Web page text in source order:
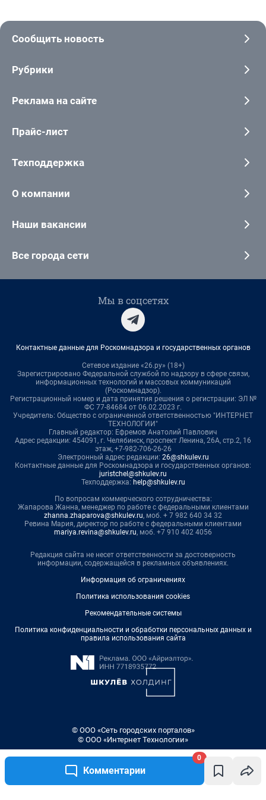
Комментарии
0
Сообщить новость
Рубрики
Реклама на сайте
Прайс-лист
Техподдержка
О компании
Наши вакансии
Все города сети
Мы в соцсетях
Контактные данные для Роскомнадзора и государственных органов
Сетевое издание «26.ру» (18+)
Зарегистрировано Федеральной службой по надзору в сфере связи,
информационных технологий и массовых коммуникаций
(Роскомнадзор).
Регистрационный номер и дата принятия решения о регистрации: ЭЛ №
ФС 77-84684 от 06.02.2023 г.
Учредитель: Общество с ограниченной ответственностью "ИНТЕРНЕТ
ТЕХНОЛОГИИ"
Главный редактор: Ефремов Анатолий Павлович
Адрес редакции: 454091, г. Челябинск, проспект Ленина, 26А, стр.2, 16
этаж, +7-982-706-26-26
Электронный адрес редакции: 26@shkulev.ru
Контактные данные для Роскомнадзора и государственных органов:
juristchel@shkulev.ru
Техподдержка: help@shkulev.ru
По вопросам коммерческого сотрудничества:
Жапарова Жанна, менеджер по работе с федеральными клиентами
zhanna.zhaparova@shkulev.ru, моб. + 7 982 640 34 32
Ревина Мария, директор по работе с федеральными клиентами
mariya.revina@shkulev.ru, моб. +7 910 402 4056
Редакция сайта не несет ответственности за достоверность
информации, содержащейся в рекламных объявлениях.
Информация об ограничениях
Политика использования cookies
Рекомендательные системы
Политика конфиденциальности и обработки персональных данных и
правила использования сайта
© ООО «Сеть городских порталов»
© ООО «Интернет Технологии»